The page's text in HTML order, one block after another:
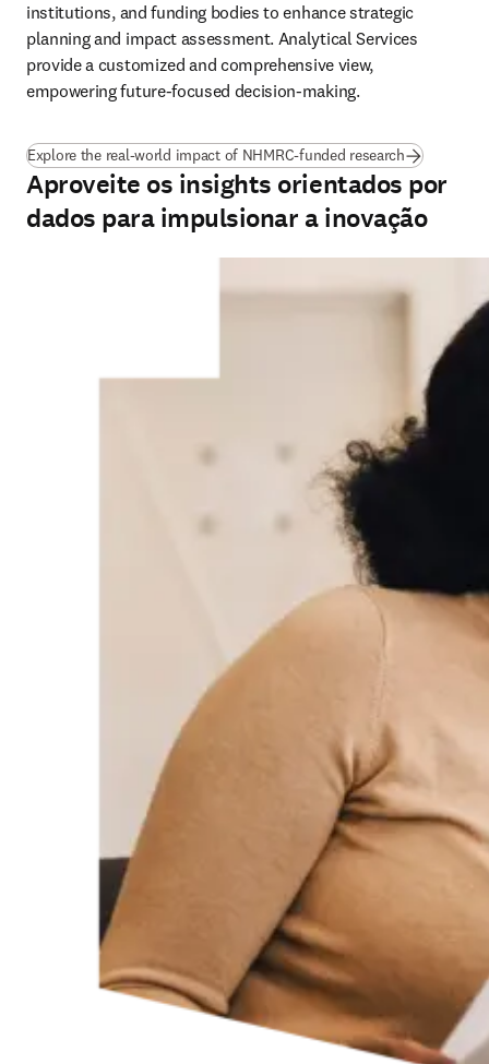
institutions, and funding bodies to enhance strategic
planning and impact assessment. Analytical Services
provide a customized and comprehensive view,
empowering future-focused decision-making.
Explore the real-world impact of NHMRC-funded research(abre em
Aproveite os insights orientados por
dados para impulsionar a inovação